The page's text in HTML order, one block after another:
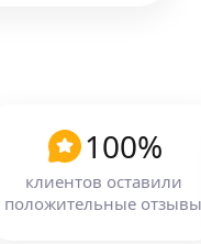
100%
клиентов оставили
положительные отзывы